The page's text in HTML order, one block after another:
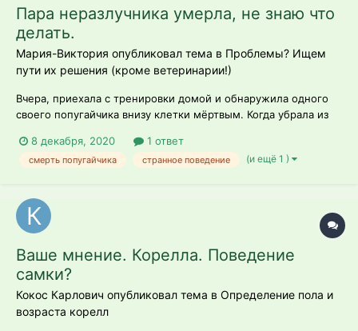
Пара неразлучника умерла, не знаю что
делать.
Мария-Виктория опубликовал тема в Проблемы? Ищем
пути их решения (кроме ветеринарии!)
Вчера, приехала с тренировки домой и обнаружила одного
своего попугайчика внизу клетки мёртвым. Когда убрала из
почитала в интернете что нужно делать, но не уверена в
себе. Я продезинфицировала клетку, но ветеринара там где я
8 декабря, 2020 1 ответ
смерть попугайчика странное поведение (и ещё 1 )
Ваше мнение. Корелла. Поведение
самки?
Кокос Карлович опубликовал тема в Определение пола и
возраста корелл